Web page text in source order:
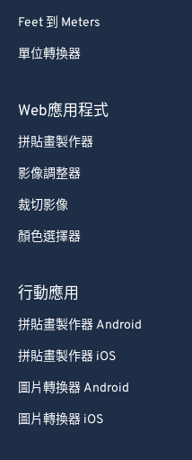
Feet 到 Meters
單位轉換器
Web應用程式
拼貼畫製作器
影像調整器
裁切影像
顏色選擇器
行動應用
拼貼畫製作器 Android
拼貼畫製作器 iOS
圖片轉換器 Android
圖片轉換器 iOS